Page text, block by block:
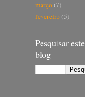
março(7)
fevereiro(5)
Pesquisar este
blog